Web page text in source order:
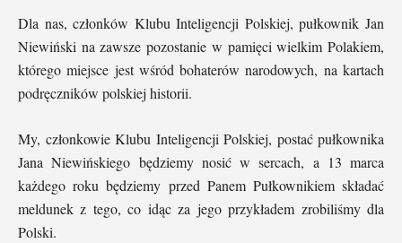
Dla nas, członków Klubu Inteligencji Polskiej, pułkownik Jan
Niewiński na zawsze pozostanie w pamięci wielkim Polakiem,
którego miejsce jest wśród bohaterów narodowych, na kartach
podręczników polskiej historii.
My, członkowie Klubu Inteligencji Polskiej, postać pułkownika
Jana Niewińskiego będziemy nosić w sercach, a 13 marca
każdego roku będziemy przed Panem Pułkownikiem składać
meldunek z tego, co idąc za jego przykładem zrobiliśmy dla
Polski.